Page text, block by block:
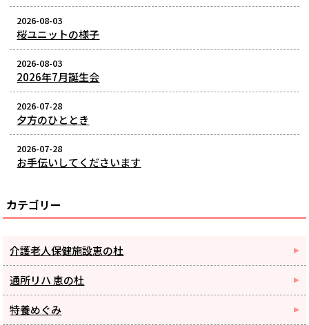
2026-08-03
桜ユニットの様子
2026-08-03
2026年7月誕生会
2026-07-28
夕方のひととき
2026-07-28
お手伝いしてくださいます
カテゴリー
介護老人保健施設恵の杜
通所リハ 恵の杜
特養めぐみ